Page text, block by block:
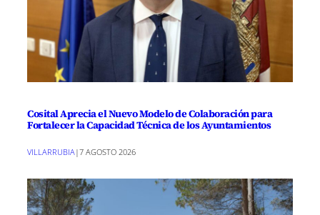
Cosital Aprecia el Nuevo Modelo de Colaboración para
Fortalecer la Capacidad Técnica de los Ayuntamientos
VILLARRUBIA|7 AGOSTO 2026